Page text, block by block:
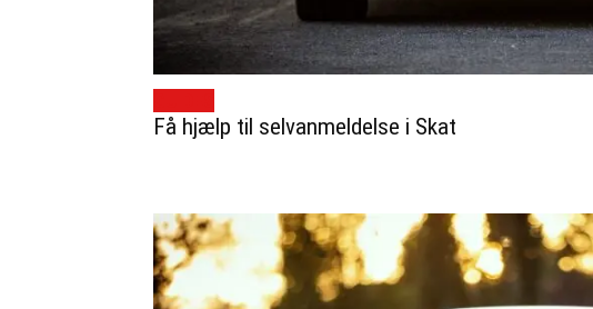
Få hjælp til selvanmeldelse i Skat